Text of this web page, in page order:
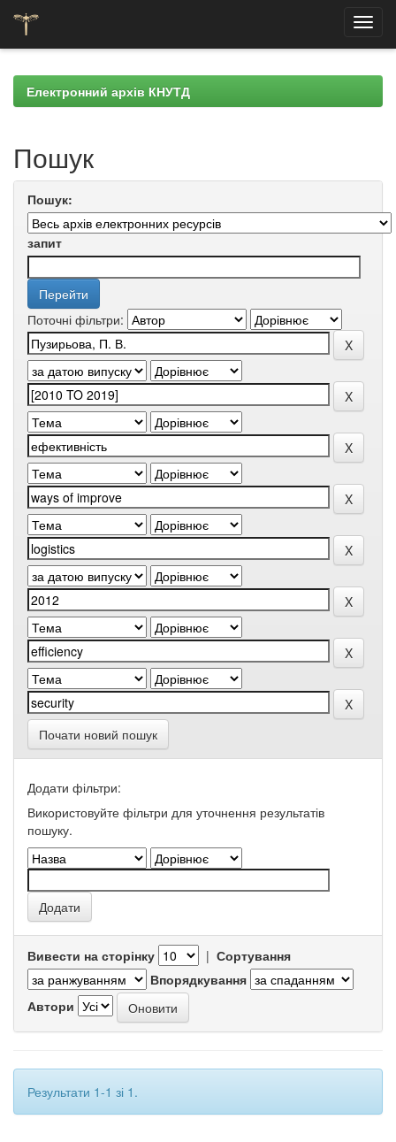
navigationЕлектронний архів КНУТД
Пошук
Пошук:
запит
Поточні фільтри:
Почати новий пошук
Додати фільтри:
Використовуйте фільтри для уточнення результатів
пошуку.
Вивести на сторінку | Сортування
Впорядкування
Автори
Результати 1-1 зі 1.